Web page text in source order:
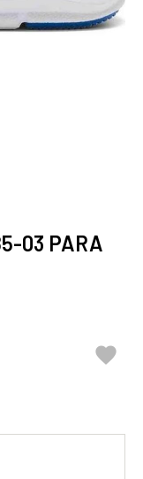
03 PARA
